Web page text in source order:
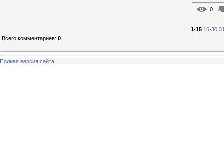
0
1-15 16-30
Всего комментариев: 0
Полная версия сайта